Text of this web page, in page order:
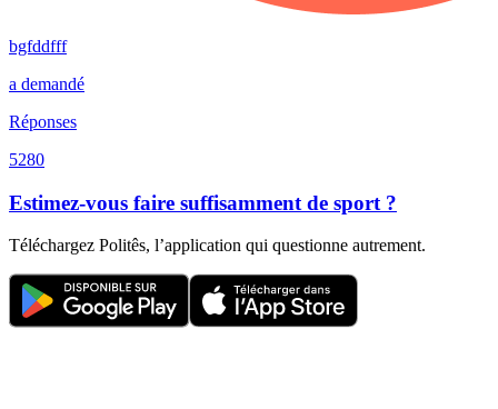
bgfddfff
a demandé
Réponses
5280
Estimez-vous faire suffisamment de sport ?
Téléchargez Politês, l’application qui questionne autrement.